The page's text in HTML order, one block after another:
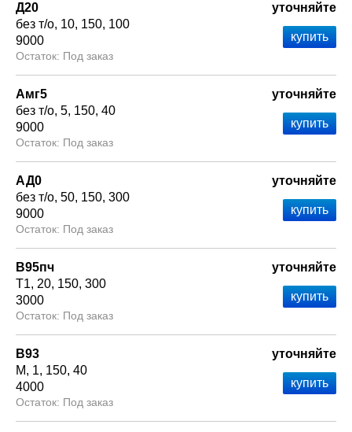
Д20
без т/о 10 150 100
9000
Под заказ
уточняйте
Амг5
без т/о 5 150 40
9000
Под заказ
уточняйте
АД0
без т/о 50 150 300
9000
Под заказ
уточняйте
В95пч
Т1 20 150 300
3000
Под заказ
уточняйте
В93
М
1 150 40
4000
Под заказ
уточняйте